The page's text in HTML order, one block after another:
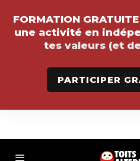
FORMATION
une activité en
tes valeurs (et
PARTICIPER